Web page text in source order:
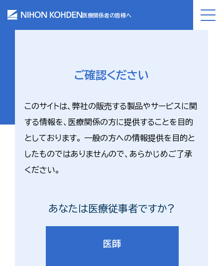
医療関係者の皆様へ
ご確認ください
このサイトは、弊社の販売する製品やサービスに関
する情報を、医療関係の方に提供することを目的
としております。 一般の方への情報提供を目的と
したものではありませんので、あらかじめご了承
ください。
あなたは医療従事者ですか?
医師